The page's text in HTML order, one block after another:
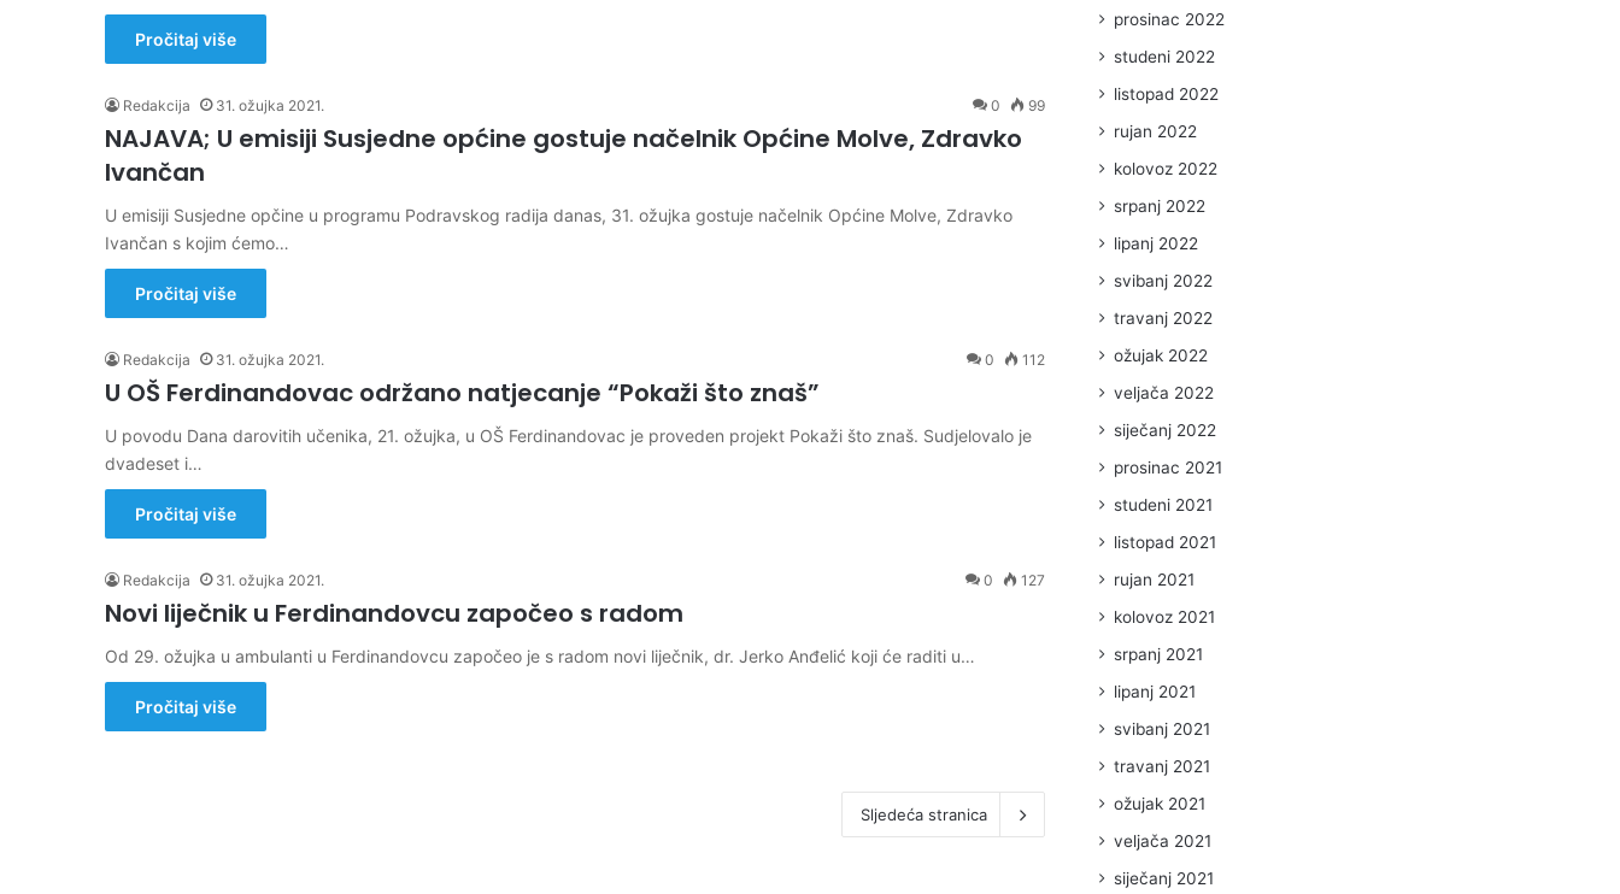
Pročitaj više
Redakcija 31. ožujka 2021. 0 99
NAJAVA; U emisiji Susjedne općine gostuje načelnik Općine Molve, Zdravko
Ivančan
U emisiji Susjedne opčine u programu Podravskog radija danas, 31. ožujka gostuje načelnik Općine Molve, Zdravko
Ivančan s kojim ćemo…
Pročitaj više
Redakcija 31. ožujka 2021. 0 112
U OŠ Ferdinandovac održano natjecanje “Pokaži što znaš”
U povodu Dana darovitih učenika, 21. ožujka, u OŠ Ferdinandovac je proveden projekt Pokaži što znaš. Sudjelovalo je
dvadeset i…
Pročitaj više
Redakcija 31. ožujka 2021. 0 127
Novi liječnik u Ferdinandovcu započeo s radom
Od 29. ožujka u ambulanti u Ferdinandovcu započeo je s radom novi liječnik, dr. Jerko Anđelić koji će raditi u…
Pročitaj više
Sljedeća stranica
prosinac 2022
studeni 2022
listopad 2022
rujan 2022
kolovoz 2022
srpanj 2022
lipanj 2022
svibanj 2022
travanj 2022
ožujak 2022
veljača 2022
siječanj 2022
prosinac 2021
studeni 2021
listopad 2021
rujan 2021
kolovoz 2021
srpanj 2021
lipanj 2021
svibanj 2021
travanj 2021
ožujak 2021
veljača 2021
siječanj 2021